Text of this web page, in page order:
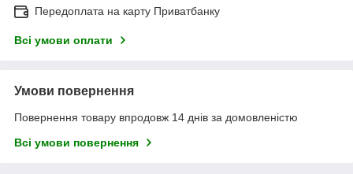
Передоплата на карту Приватбанку
Всі умови оплати
Умови повернення
Повернення товару впродовж 14 днів за домовленістю
Всі умови повернення